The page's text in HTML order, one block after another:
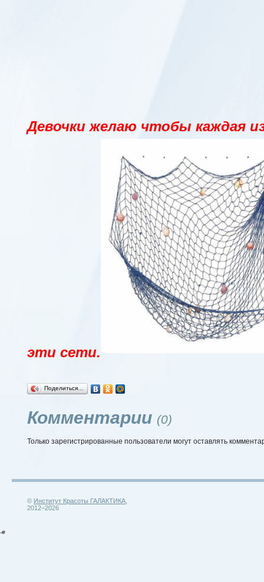
Девочки желаю чтобы каждая
эти сети.
Поделиться…
Комментарии (0)
Только зарегистрированные пользователи могут оставлять
© Институт Красоты ГАЛАКТИКА
2012–2026
-#